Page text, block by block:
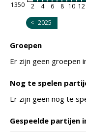
1350
2 4 6 8 10 12
< 2025
Groepen
Er zijn geen groepen
Nog te spelen
Er zijn geen nog te
Gespeelde partijen